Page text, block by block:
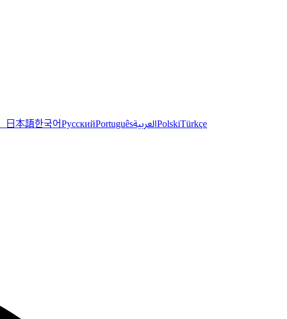
日本語한국어РусскийPortuguêsالعربيةPolskiTürkçe